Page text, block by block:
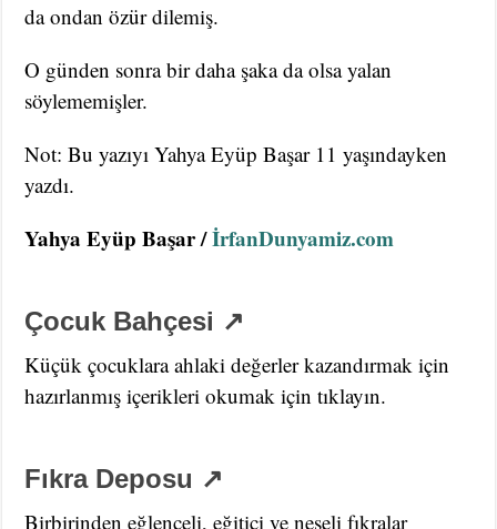
da ondan özür dilemiş.
O günden sonra bir daha şaka da olsa yalan
söylememişler.
Not: Bu yazıyı Yahya Eyüp Başar 11 yaşındayken
yazdı.
Yahya Eyüp Başar /İrfanDunyamiz.com
Çocuk Bahçesi ↗
Küçük çocuklara ahlaki değerler kazandırmak için
hazırlanmış içerikleri okumak için tıklayın.
Fıkra Deposu ↗
Birbirinden eğlenceli, eğitici ve neşeli fıkralar